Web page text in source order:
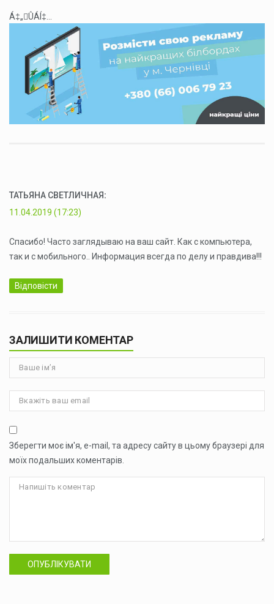
Á‡„ÛÁÍ‡...
ТАТЬЯНА СВЕТЛИЧНАЯ:
11.04.2019 (17:23)
Спасибо! Часто заглядываю на ваш сайт. Как с компьютера,
так и с мобильного.. Информация всегда по делу и правдива!!!
Відповісти
ЗАЛИШИТИ КОМЕНТАР
Зберегти моє ім'я, e-mail, та адресу сайту в цьому браузері для
моїх подальших коментарів.
ОПУБЛІКУВАТИ